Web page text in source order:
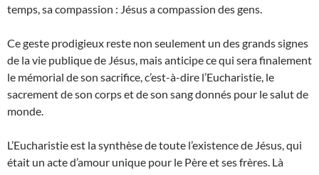
temps, sa compassion : Jésus a compassion des gens.
Ce geste prodigieux reste non seulement un des grands signes
de la vie publique de Jésus, mais anticipe ce qui sera finalement
le mémorial de son sacrifice, c’est-à-dire l’Eucharistie, le
sacrement de son corps et de son sang donnés pour le salut de
monde.
L’Eucharistie est la synthèse de toute l’existence de Jésus, qui
était un acte d’amour unique pour le Père et ses frères. Là